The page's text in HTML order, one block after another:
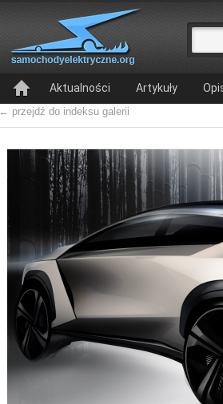
Aktualności Artykuły
← przejdź do indeksu galerii